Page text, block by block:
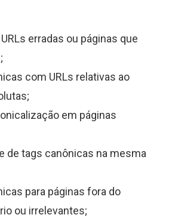
erradas ou páginas que
com URLs relativas ao
em páginas
de tags canônicas na mesma
para páginas fora do
ou irrelevantes;